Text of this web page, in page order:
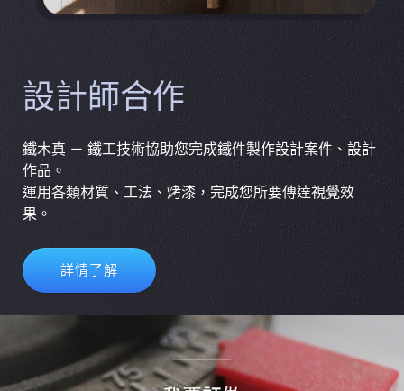
設計師合作
鐵木真 － 鐵工技術協助您完成鐵件製作設計案件、設計
作品。
運用各類材質、工法、烤漆，完成您所要傳達視覺效
果。
詳情了解